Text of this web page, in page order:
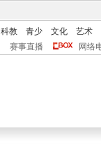
科教 青少 文化
艺术
赛事直播 网络